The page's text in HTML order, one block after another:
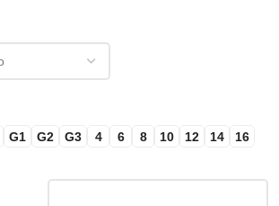
G1 G2 G3 4 6 8 10 12 14 16